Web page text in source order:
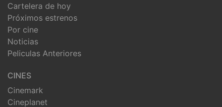
Cartelera de hoy
Próximos estrenos
Por cine
Noticias
Peliculas Anteriores
CINES
Cinemark
Cineplanet